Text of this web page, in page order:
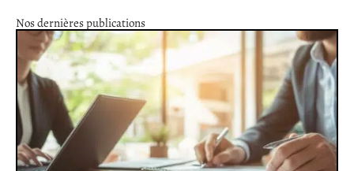
Nos dernières publications